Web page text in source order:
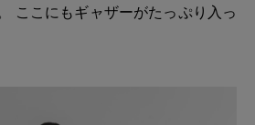
ここにもギャザーがたっぷり入っ